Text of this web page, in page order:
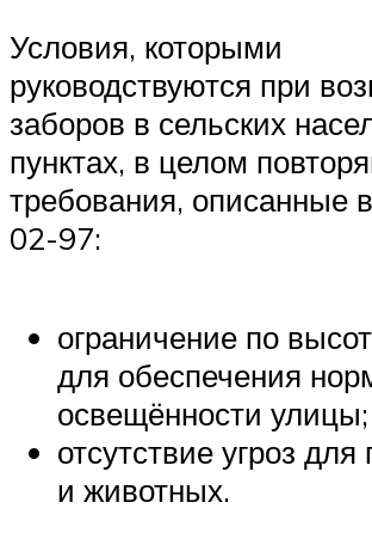
Условия, которыми
руководствуются при
заборов в сельских
пунктах, в целом
требования,
02-97:
ограничение по
для обеспечения
освещённости улицы;
отсутствие угроз
и животных.